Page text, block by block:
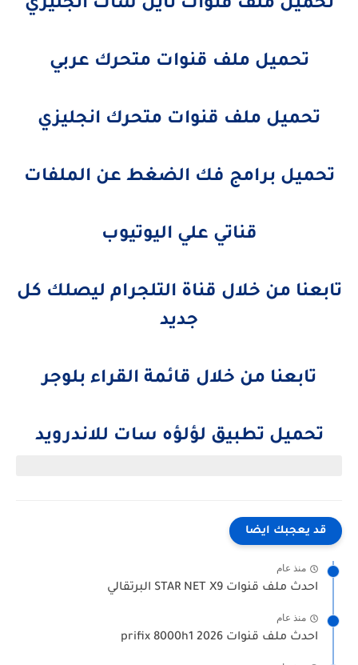
تحميل ملف قنوات نايل سات انجليزي
تحميل ملف قنوات متحرك عربي
تحميل ملف قنوات متحرك انجليزي
تحميل برامج فك الضغط عن الملفات
قناتي علي اليوتيوب
تابعنا من خلال قناة التلجرام ليصلك كل
جديد
تابعنا من خلال قائمة القراء بلوجر
تحميل تطبيق لؤلؤه سات للاندرويد
قد يعجبك ايضا
منذ عام
احدث ملف قنوات STAR NET X9 البرتقالي
منذ عام
احدث ملف قنوات prifix 8000h1 2026